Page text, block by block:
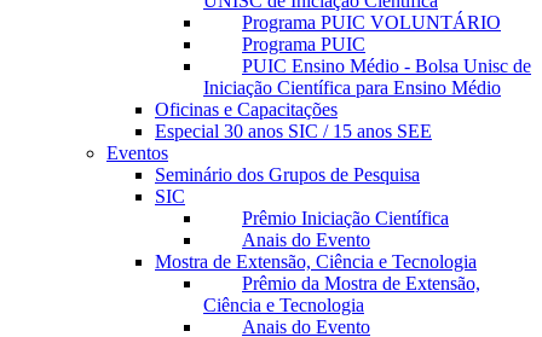
Programa PUIC VOLUNTÁRIO
Programa PUIC
PUIC Ensino Médio - Bolsa Unisc de
Iniciação Científica para Ensino Médio
Oficinas e Capacitações
Especial 30 anos SIC / 15 anos SEE
Eventos
Seminário dos Grupos de Pesquisa
SIC
Prêmio Iniciação Científica
Anais do Evento
Mostra de Extensão, Ciência e Tecnologia
Prêmio da Mostra de Extensão,
Ciência e Tecnologia
Anais do Evento